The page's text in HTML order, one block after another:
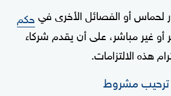
لحماس أو الفصائل الأخرى فيحكم
غير مباشر، على أن يقدم شركاء
هذه الالتزامات.
ترحيب مشروط